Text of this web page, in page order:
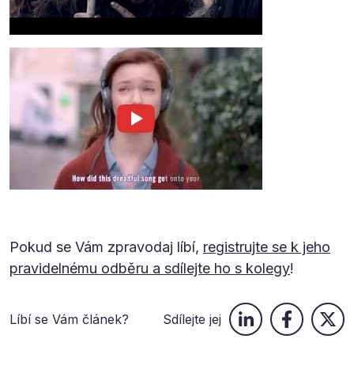
Pokud se Vám zpravodaj líbí, registrujte se k jeho
pravidelnému odběru a sdílejte ho s kolegy!
Líbí se Vám článek? Sdílejte jej